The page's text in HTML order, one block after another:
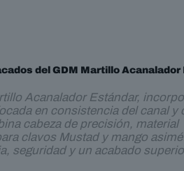
del GDM Martillo Acanalador
Acanalador Estándar,
en consistencia del canal y
cabeza de precisión, material
clavos Mustad y mango
seguridad y un acabado